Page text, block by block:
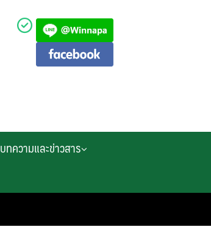
บทความและข่าวสาร